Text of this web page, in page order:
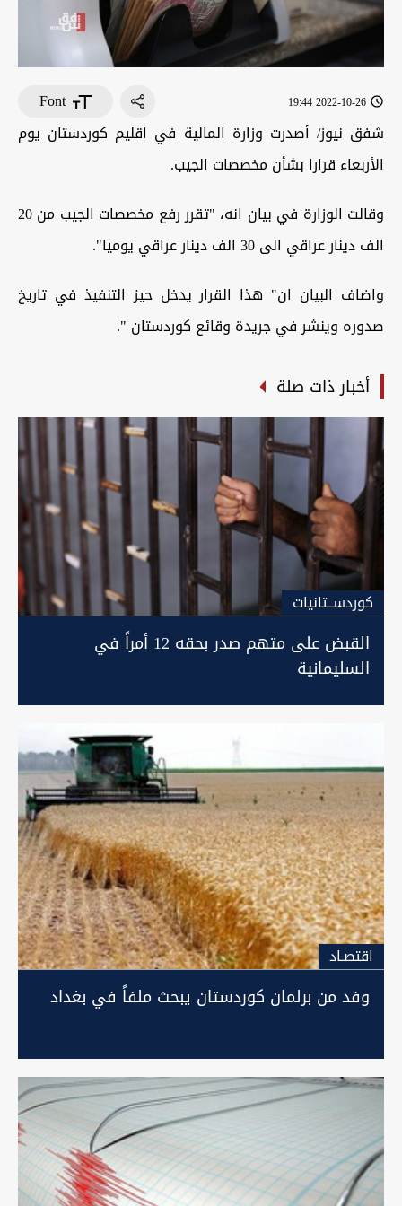
2022-10-26 19:44
Font
شفق نيوز/ أصدرت وزارة المالية في اقليم كوردستان يوم
الأربعاء قرارا بشأن مخصصات الجيب.
وقالت الوزارة في بيان انه، "تقرر رفع مخصصات الجيب من 20
الف دينار عراقي الى 30 الف دينار عراقي يوميا".
واضاف البيان ان" هذا القرار يدخل حيز التنفيذ في تاريخ
صدوره وينشر في جريدة وقائع كوردستان ".
أخبار ذات صلة
كوردســتانيات
القبض على متهم صدر بحقه 12 أمراً في
السليمانية
اقتصـاد
وفد من برلمان كوردستان يبحث ملفاً في بغداد